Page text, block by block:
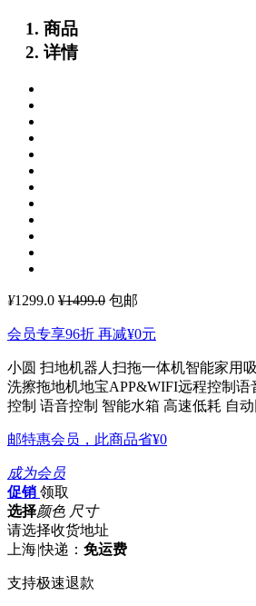
商品
详情
¥1299.0 ¥1499.0 包邮
会员专享96折 再减¥0元
小圆 扫地机器人扫拖一体机智能家用
洗擦拖地机地宝APP&WIFI远程控制语
控制 语音控制 智能水箱 高速低耗 自
邮特惠会员，此商品省¥0
成为会员
促销 领取
选择颜色 尺寸
请选择收货地址
上海|快递： 免运费
支持极速退款